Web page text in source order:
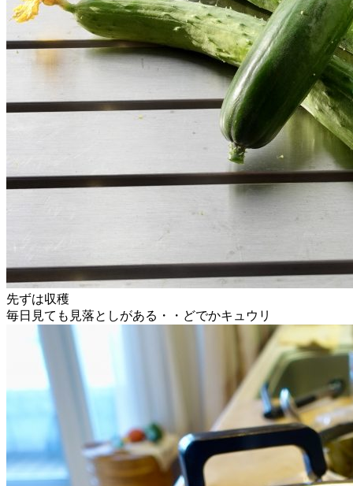
先ずは収穫
毎日見ても見落としがある・・どでかキュウリ